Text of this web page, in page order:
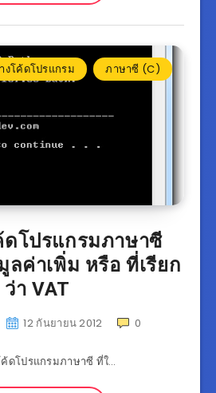
งโค้ดโปรแกรม ภาษาซี (C)
ดโปรแกรมภาษาซี
ค่าเพิ่ม หรือ ที่เรียก
ว่า VAT
12 กันยายน 2012 0
ค้ดโปรแกรมภาษาซี ที่ใ…